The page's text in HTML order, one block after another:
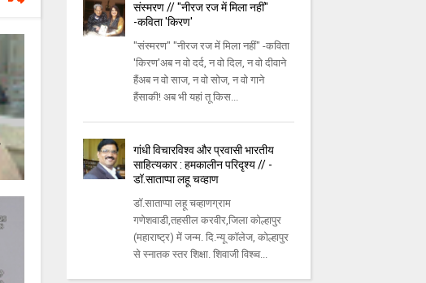
संस्मरण // "नीरज रज में मिला नहीं"
-कविता 'किरण'
"संस्मरण" "नीरज रज में मिला नहीं" -कविता
'किरण'अब न वो दर्द, न वो दिल, न वो दीवाने
हैंअब न वो साज, न वो सोज, न वो गाने
हैंसाकी! अब भी यहां तू किस...
गांधी विचारविश्व और प्रवासी भारतीय
साहित्यकार : हमकालीन परिदृश्य // -
डॉ.साताप्पा लहू चव्हाण
डॉ.साताप्पा लहू चव्हाणग्राम
गणेशवाडी,तहसील करवीर,जिला कोल्हापुर
(महाराष्ट्र) में जन्म. दि.न्यू कॉलेज, कोल्हापुर
से स्नातक स्तर शिक्षा. शिवाजी विश्व्व...